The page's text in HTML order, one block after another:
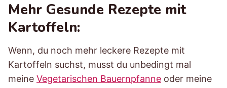
Mehr Gesunde Rezepte mit
Kartoffeln:
Wenn, du noch mehr leckere Rezepte mit
Kartoffeln suchst, musst du unbedingt mal
meine Vegetarischen Bauernpfanne oder meine